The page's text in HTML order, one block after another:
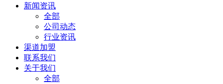
新闻资讯
全部
公司动态
行业资讯
渠道加盟
联系我们
关于我们
全部